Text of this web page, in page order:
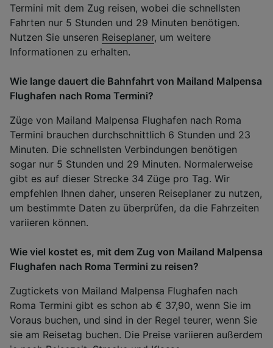
Termini mit dem Zug reisen, wobei die schnellsten
Fahrten nur 5 Stunden und 29 Minuten benötigen.
Nutzen Sie unseren Reiseplaner, um weitere
Informationen zu erhalten.
Wie lange dauert die Bahnfahrt von Mailand Malpensa
Flughafen nach Roma Termini?
Züge von Mailand Malpensa Flughafen nach Roma
Termini brauchen durchschnittlich 6 Stunden und 23
Minuten. Die schnellsten Verbindungen benötigen
sogar nur 5 Stunden und 29 Minuten. Normalerweise
gibt es auf dieser Strecke 34 Züge pro Tag. Wir
empfehlen Ihnen daher, unseren Reiseplaner zu nutzen,
um bestimmte Daten zu überprüfen, da die Fahrzeiten
variieren können.
Wie viel kostet es, mit dem Zug von Mailand Malpensa
Flughafen nach Roma Termini zu reisen?
Zugtickets von Mailand Malpensa Flughafen nach
Roma Termini gibt es schon ab € 37,90, wenn Sie im
Voraus buchen, und sind in der Regel teurer, wenn Sie
sie am Reisetag buchen. Die Preise variieren außerdem